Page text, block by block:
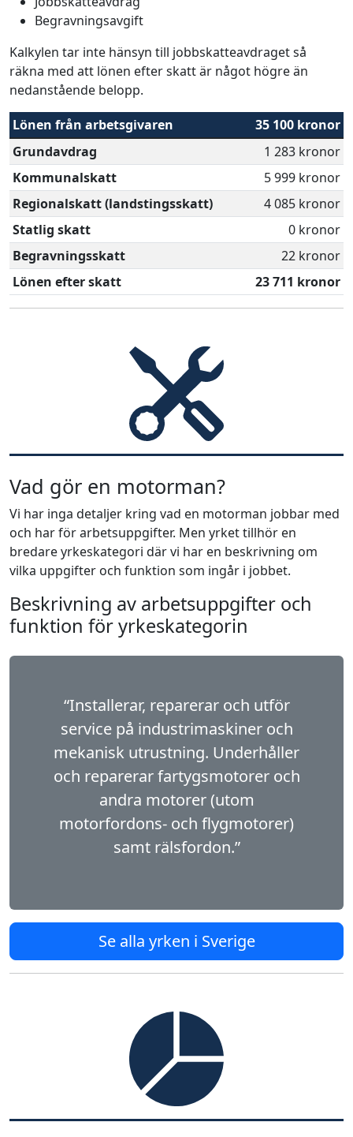
Begravningsavgift
Kalkylen tar inte hänsyn till jobbskatteavdraget så
räkna med att lönen efter skatt är något högre än
nedanstående belopp.
Lönen från arbetsgivaren
35 100 kronor
Grundavdrag
1 283 kronor
Kommunalskatt
5 999 kronor
Regionalskatt (landstingsskatt)
4 085 kronor
Statlig skatt
0 kronor
Begravningsskatt
22 kronor
Lönen efter skatt
23 711 kronor
Vad gör en motorman?
Vi har inga detaljer kring vad en motorman jobbar med
och har för arbetsuppgifter. Men yrket tillhör en
bredare yrkeskategori där vi har en beskrivning om
vilka uppgifter och funktion som ingår i jobbet.
Beskrivning av arbetsuppgifter och
funktion för yrkeskategorin
“Installerar, reparerar och utför
service på industrimaskiner och
mekanisk utrustning. Underhåller
och reparerar fartygsmotorer och
andra motorer (utom
motorfordons- och flygmotorer)
samt rälsfordon.”
Se alla yrken i Sverige